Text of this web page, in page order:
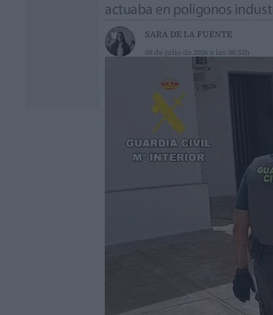
actuaba en polígonos
SARA DE LA FUENTE
08 de julio de 2026 a las 08:52h